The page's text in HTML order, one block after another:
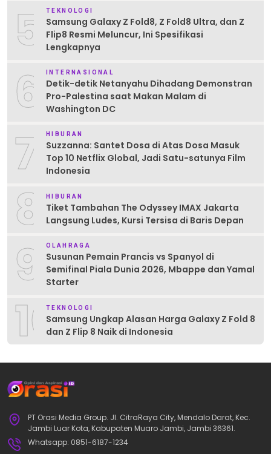
5 TEKNOLOGI
Samsung Galaxy Z Fold8, Z Fold8 Ultra, dan Z
Flip8 Resmi Meluncur, Ini Spesifikasi
Lengkapnya
6 INTERNASIONAL
Detik-detik Netanyahu Dihadang Demonstran
Pro-Palestina saat Makan Malam di
Washington DC
7 HIBURAN
Suzzanna: Santet Dosa di Atas Dosa Masuk
Top 10 Netflix Global, Jadi Satu-satunya Film
Indonesia
8 HIBURAN
Tiket Tambahan The Odyssey IMAX Jakarta
Langsung Ludes, Kursi Tersisa di Baris Depan
9 OLAHRAGA
Susunan Pemain Prancis vs Spanyol di
Semifinal Piala Dunia 2026, Mbappe dan Yamal
Starter
10TEKNOLOGI
Samsung Ungkap Alasan Harga Galaxy Z Fold 8
dan Z Flip 8 Naik di Indonesia
PT Orasi Media Group. Jl. CitraRaya City, Mendalo Darat, Kec.
Jambi Luar Kota, Kabupaten Muaro Jambi, Jambi 36361.
Whatsapp: 0851-6187-1234